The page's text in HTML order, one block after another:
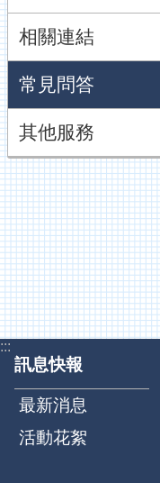
相關連結
常見問答
其他服務
:::
訊息快報
最新消息
活動花絮